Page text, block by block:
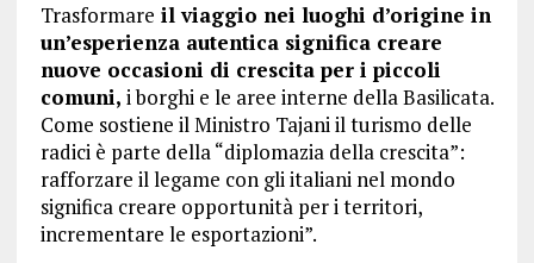
Trasformare il viaggio nei luoghi d’origine in
un’esperienza autentica significa creare
nuove occasioni di crescita per i piccoli
comuni, i borghi e le aree interne della Basilicata.
Come sostiene il Ministro Tajani il turismo delle
radici è parte della “diplomazia della crescita”:
rafforzare il legame con gli italiani nel mondo
significa creare opportunità per i territori,
incrementare le esportazioni”.